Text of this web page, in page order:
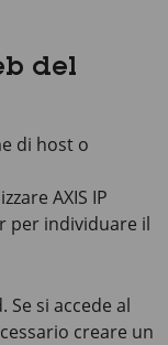
del
di host o
AXIS IP
per individuare il
si accede al
creare un